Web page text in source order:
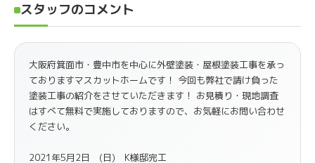
スタッフのコメント
大阪府箕面市・豊中市を中心に外壁塗装・屋根塗装工事を承っ
ておりますマスカットホームです！ 今回も弊社で請け負った
塗装工事の紹介をさせていただきます！ お見積り・現地調査
はすべて無料で実施しておりますので、お気軽にお問い合わせ
ください。
2021年5月2日 (日) K様邸完工